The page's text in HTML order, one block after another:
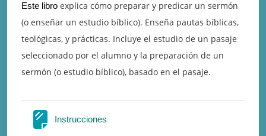
Este libro explica cómo preparar y predicar un sermón
(o enseñar un estudio bíblico). Enseña pautas bíblicas,
teológicas, y prácticas. Incluye el estudio de un pasaje
seleccionado por el alumno y la preparación de un
sermón (o estudio bíblico), basado en el pasaje.
Instrucciones